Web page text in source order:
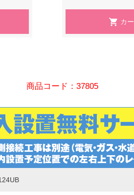
商品コード：37805